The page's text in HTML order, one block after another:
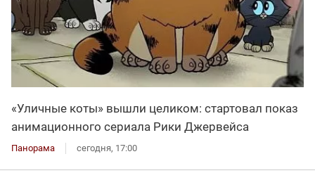
«Уличные коты» вышли целиком: стартовал показ
анимационного сериала Рики Джервейса
Панорама сегодня, 17:00